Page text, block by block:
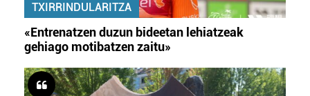
TXIRRINDULARITZA
«Entrenatzen duzun bideetan lehiatzeak
gehiago motibatzen zaitu»